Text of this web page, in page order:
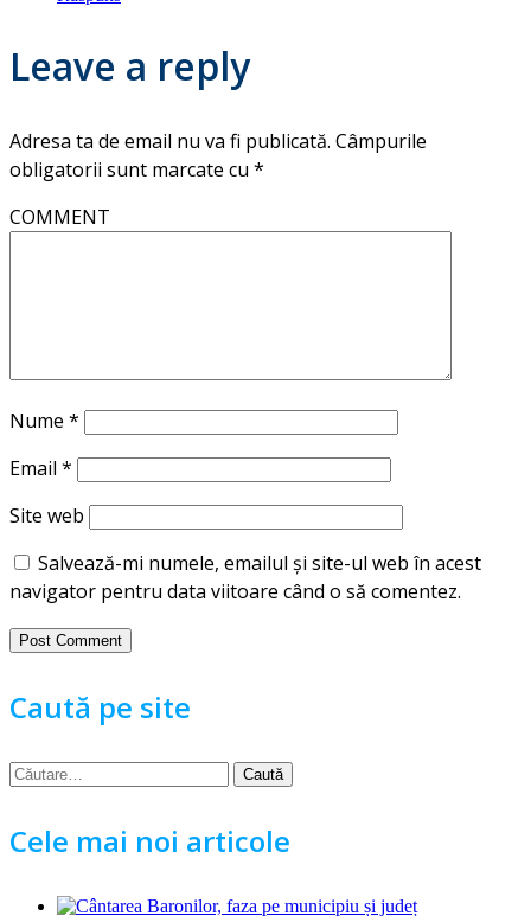
Leave a reply
Adresa ta de email nu va fi publicată. Câmpurile
obligatorii sunt marcate cu *
COMMENT
Nume *
Email *
Site web
Salvează-mi numele, emailul și site-ul web în acest
navigator pentru data viitoare când o să comentez.
Caută pe site
Caută
după:
Cele mai noi articole